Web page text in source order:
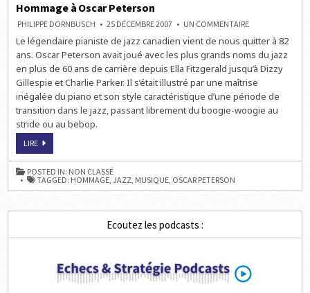
Hommage à Oscar Peterson
PHILIPPE DORNBUSCH 25 DÉCEMBRE 2007 UN COMMENTAIRESUR
À
PETERSON
Le légendaire pianiste de jazz canadien vient de nous quitter à 82
ans. Oscar Peterson avait joué avec les plus grands noms du jazz
en plus de 60 ans de carrière depuis Ella Fitzgerald jusqu’à Dizzy
Gillespie et Charlie Parker. Il s’était illustré par une maîtrise
inégalée du piano et son style caractéristique d’une période de
transition dans le jazz, passant librement du boogie-woogie au
stride ou au bebop.
LIREHOMMAGE
OSCAR
PETERSON
POSTED IN: NON CLASSÉ
TAGGED: HOMMAGE, JAZZ, MUSIQUE, OSCAR PETERSON
Ecoutez les podcasts :